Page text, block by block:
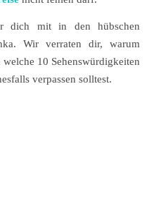
dich mit in den hübschen
Wir verraten dir, warum
10 Sehenswürdigkeiten
verpassen solltest.